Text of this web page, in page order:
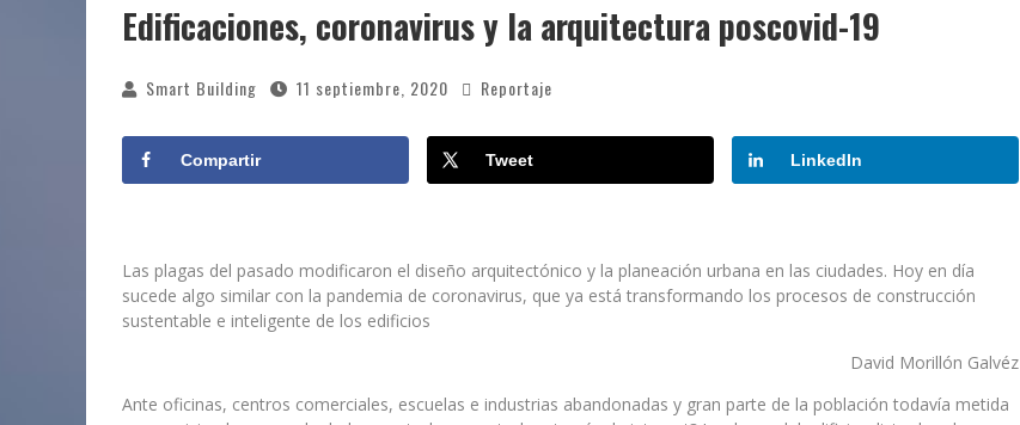
Edificaciones, coronavirus y la arquitectura poscovid-19
Smart Building 11 septiembre, 2020 Reportaje
Compartir Tweet LinkedIn
Las plagas del pasado modificaron el diseño arquitectónico y la planeación urbana en las ciudades. Hoy en día
sucede algo similar con la pandemia de coronavirus, que ya está transformando los procesos de construcción
sustentable e inteligente de los edificios
David Morillón Galvéz
Ante oficinas, centros comerciales, escuelas e industrias abandonadas y gran parte de la población todavía metida